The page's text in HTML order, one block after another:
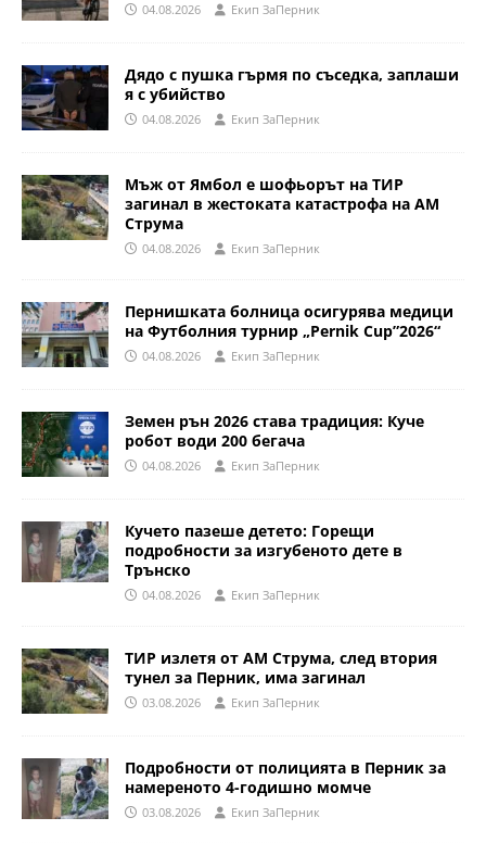
04.08.2026 Eкип ЗаПерник
Дядо с пушка гърмя по съседка, заплаши
я с убийство
04.08.2026 Eкип ЗаПерник
Мъж от Ямбол е шофьорът на ТИР
загинал в жестоката катастрофа на АМ
Струма
04.08.2026 Eкип ЗаПерник
Пернишката болница осигурява медици
на Футболния турнир „Pernik Cup”2026“
04.08.2026 Eкип ЗаПерник
Земен рън 2026 става традиция: Куче
робот води 200 бегача
04.08.2026 Eкип ЗаПерник
Кучето пазеше детето: Горещи
подробности за изгубеното дете в
Трънско
04.08.2026 Eкип ЗаПерник
ТИР излетя от АМ Струма, след втория
тунел за Перник, има загинал
03.08.2026 Eкип ЗаПерник
Подробности от полицията в Перник за
намереното 4-годишно момче
03.08.2026 Eкип ЗаПерник